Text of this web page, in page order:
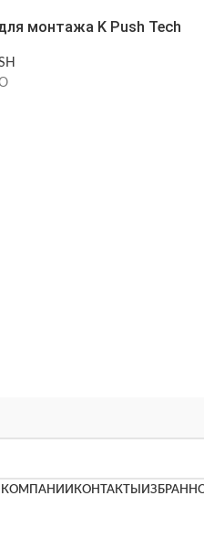
чтобы увеличить
монтажа K Push Tech
КОНТАКТЫ